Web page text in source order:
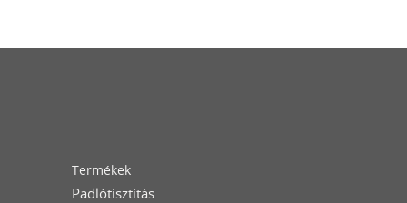
Termékek
Padlótisztítás